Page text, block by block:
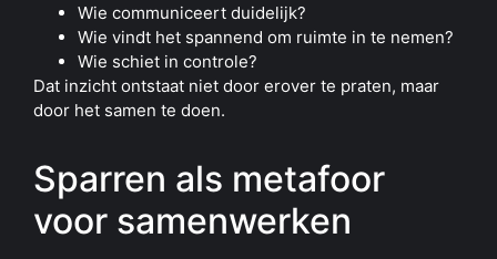
Wie communiceert duidelijk?
Wie vindt het spannend om ruimte in te nemen?
Wie schiet in controle?
Dat inzicht ontstaat niet door erover te praten, maar
door het samen te doen.
Sparren als metafoor
voor samenwerken